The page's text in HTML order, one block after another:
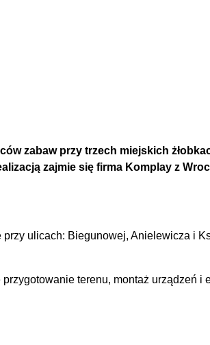
zabaw przy trzech miejskich
zajmie się firma Komplay z
ulicach: Biegunowej, Anielewicza i
terenu, montaż urządzeń i